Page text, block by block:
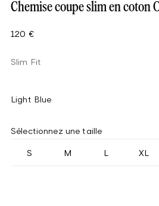
Chemise coupe slim en coton
120 €
Slim Fit
Light Blue
Sélectionnez une taille
S M L XL